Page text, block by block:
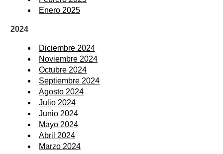
Enero 2025
2024
Diciembre 2024
Noviembre 2024
Octubre 2024
Septiembre 2024
Agosto 2024
Julio 2024
Junio 2024
Mayo 2024
Abril 2024
Marzo 2024